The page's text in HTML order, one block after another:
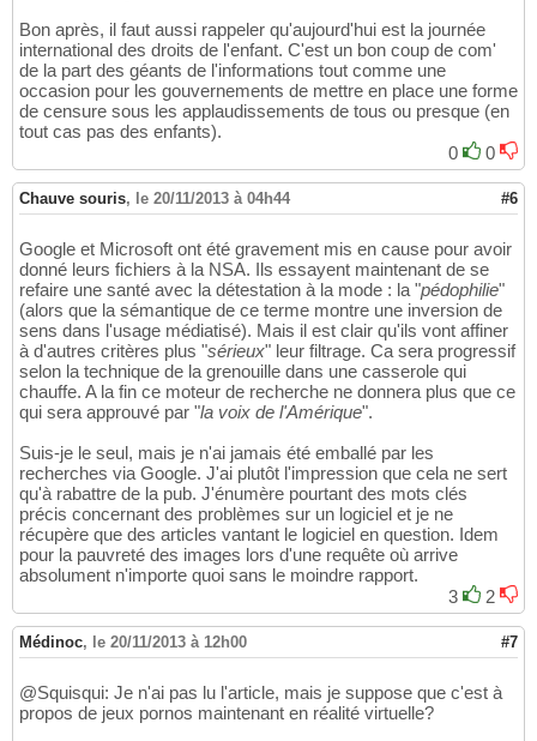
Bon après, il faut aussi rappeler qu'aujourd'hui est la journée
international des droits de l'enfant. C'est un bon coup de com'
de la part des géants de l'informations tout comme une
occasion pour les gouvernements de mettre en place une forme
de censure sous les applaudissements de tous ou presque (en
tout cas pas des enfants).
0
0
Chauve souris, le 20/11/2013 à 04h44 #6
Google et Microsoft ont été gravement mis en cause pour avoir
donné leurs fichiers à la NSA. Ils essayent maintenant de se
refaire une santé avec la détestation à la mode : la "pédophilie"
(alors que la sémantique de ce terme montre une inversion de
sens dans l'usage médiatisé). Mais il est clair qu'ils vont affiner
à d'autres critères plus "sérieux" leur filtrage. Ca sera progressif
selon la technique de la grenouille dans une casserole qui
chauffe. A la fin ce moteur de recherche ne donnera plus que ce
qui sera approuvé par "la voix de l'Amérique".
Suis-je le seul, mais je n'ai jamais été emballé par les
recherches via Google. J'ai plutôt l'impression que cela ne sert
qu'à rabattre de la pub. J'énumère pourtant des mots clés
précis concernant des problèmes sur un logiciel et je ne
récupère que des articles vantant le logiciel en question. Idem
pour la pauvreté des images lors d'une requête où arrive
absolument n'importe quoi sans le moindre rapport.
3
2
Médinoc, le 20/11/2013 à 12h00 #7
@Squisqui: Je n'ai pas lu l'article, mais je suppose que c'est à
propos de jeux pornos maintenant en réalité virtuelle?